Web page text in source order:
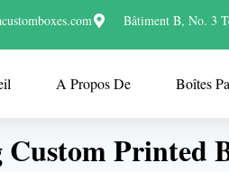
Bâtiment B, No. 3
A Propos De Boîtes
Custom Printed